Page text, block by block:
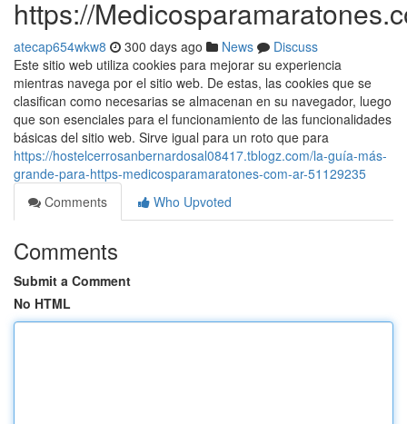
https://
atecap654wkw8 300 days ago News
Discuss
Este sitio web utiliza cookies para mejorar su experiencia
mientras navega por el sitio web. De estas, las cookies que se
clasifican como necesarias se almacenan en su navegador, luego
que son esenciales para el funcionamiento de las funcionalidades
básicas del sitio web. Sirve igual para un roto que para
https://hostelcerrosanbernardosal08417.tblogz.com/la-guía-más-
grande-para-https-medicosparamaratones-com-ar-51129235
Comments
Who Upvoted
Comments
Submit a Comment
No HTML